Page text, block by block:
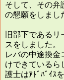
そして、その弁
の懇願をしまし
旧部下である
スをしました。
レバの中途換金
けできているら
護士はｱﾄﾞﾊﾞｲｽ